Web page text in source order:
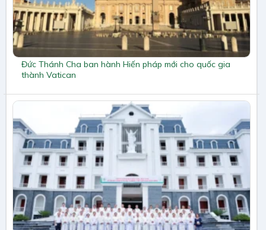
Đức Thánh Cha ban hành Hiến pháp mới cho quốc gia
thành Vatican